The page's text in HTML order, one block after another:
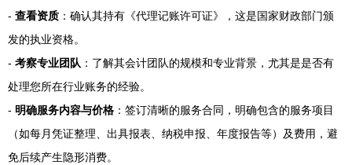
- 查看资质 ：确认其持有《代理记账许可证》，这是国家财政部门颁
发的执业资格。
- 考察专业团队 ：了解其会计团队的规模和专业背景，尤其是是否有
处理您所在行业账务的经验。
- 明确服务内容与价格 ：签订清晰的服务合同，明确包含的服务项目
（如每月凭证整理、出具报表、纳税申报、年度报告等）及费用，避
免后续产生隐形消费。